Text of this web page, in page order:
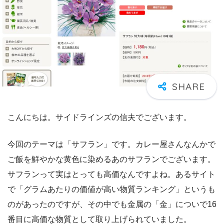
こんにちは。サイドラインズの信夫でございます。
今回のテーマは「サフラン」です。カレー屋さんなんかで
ご飯を鮮やかな黄色に染めるあのサフランでございます。
サフランって実はとっても高価なんですよね。あるサイト
で「グラムあたりの価値が高い物質ランキング」というも
のがあったのですが、その中でも金属の「金」についで16
番目に高価な物質として取り上げられていました。